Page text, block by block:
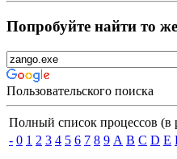
Попробуйте найти то
Пользовательского поиска
Полный список процессов (в
- 0 1 2 3 4 5 6 7 8 9 A B C D E